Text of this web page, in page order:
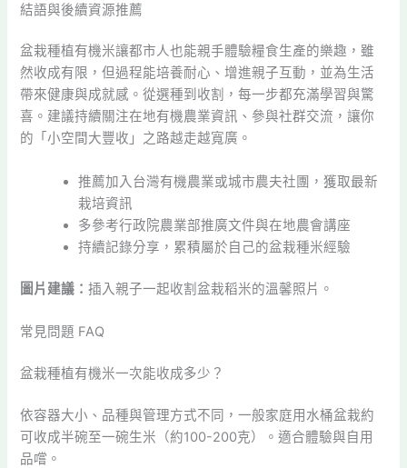
結語與後續資源推薦
盆栽種植有機米讓都市人也能親手體驗糧食生產的樂趣，雖
然收成有限，但過程能培養耐心、增進親子互動，並為生活
帶來健康與成就感。從選種到收割，每一步都充滿學習與驚
喜。建議持續關注在地有機農業資訊、參與社群交流，讓你
的「小空間大豐收」之路越走越寬廣。
推薦加入台灣有機農業或城市農夫社團，獲取最新
栽培資訊
多參考行政院農業部推廣文件與在地農會講座
持續記錄分享，累積屬於自己的盆栽種米經驗
圖片建議：插入親子一起收割盆栽稻米的溫馨照片。
常見問題 FAQ
盆栽種植有機米一次能收成多少？
依容器大小、品種與管理方式不同，一般家庭用水桶盆栽約
可收成半碗至一碗生米（約100-200克）。適合體驗與自用
品嚐。